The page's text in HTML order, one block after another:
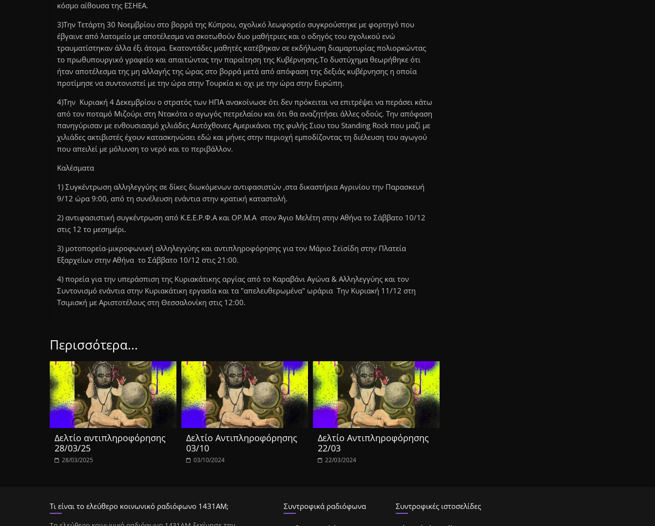
κόσμο αίθουσα της ΕΣΗΕΑ.
3)Την Τετάρτη 30 Νοεμβρίου στο βορρά της Κύπρου, σχολικό λεωφορείο συγκρούστηκε με φορτηγό που
έβγαινε από λατομείο με αποτέλεσμα να σκοτωθούν δυο μαθήτριες και ο οδηγός του σχολικού ενώ
τραυματίστηκαν άλλα έξι άτομα. Εκατοντάδες μαθητές κατέβηκαν σε εκδήλωση διαμαρτυρίας πολιορκώντας
το πρωθυπουργικό γραφείο και απαιτώντας την παραίτηση της Κυβέρνησης.Το δυστύχημα θεωρήθηκε ότι
ήταν αποτέλεσμα της μη αλλαγής της ώρας στο βορρά μετά από απόφαση της δεξιάς κυβέρνησης η οποία
προτίμησε να συντονιστεί με την ώρα στην Τουρκία κι οχι με την ώρα στην Ευρώπη.
4)Tην Κυριακή 4 Δεκεμβρίου ο στρατός των ΗΠΑ ανακοίνωσε ότι δεν πρόκειται να επιτρέψει να περάσει κάτω
από τον ποταμό Μιζούρι στη Ντακότα ο αγωγός πετρελαίου και ότι θα αναζητήσει άλλες οδούς. Την απόφαση
πανηγύρισαν με ενθουσιασμό χιλιάδες Αυτόχθονες Αμερικάνοι της φυλής Σιου του Standing Rock που μαζί με
χιλιάδες ακτιβιστές έχουν κατασκηνώσει εδώ και μήνες στην περιοχή εμποδίζοντας τη διέλευση του αγωγού
που απειλεί με μόλυνση το νερό και το περιβάλλον.
Καλέσματα
1) Συγκέντρωση αλληλεγγύης σε δίκες διωκόμενων αντιφασιστών ,στα δικαστήρια Αγρινίου την Παρασκευή
9/12 ώρα 9:00, από τη συνέλευση ενάντια στην κρατική καταστολή.
2) αντιφασιστική συγκέντρωση από Κ.Ε.Ε.Ρ.Φ.Α και ΟΡ.Μ.Α στον Άγιο Μελέτη στην Αθήνα το Σάββατο 10/12
στις 12 το μεσημέρι.
3) μοτοπορεία-μικροφωνική αλληλεγγύης και αντιπληροφόρησης για τον Μάριο Σεϊσίδη στην Πλατεία
Εξαρχείων στην Αθήνα το Σάββατο 10/12 στις 21:00.
4) πορεία για την υπεράσπιση της Κυριακάτικης αργίας από το Καραβάνι Αγώνα & Αλληλεγγύης και τoν
Συντονισμό ενάντια στην Κυριακάτικη εργασία και τα "απελευθερωμένα" ωράρια Την Κυριακή 11/12 στη
Τσιμισκή με Αριστοτέλους στη Θεσσαλονίκη στις 12:00.
Περισσότερα...
Δελτίο αντιπληροφόρησης
28/03/25
28/03/2025
Δελτίο Αντιπληροφόρησης
03/10
03/10/2024
Δελτίο Αντιπληροφόρησης
22/03
22/03/2024
Τι είναι το ελεύθερο κοινωνικό ραδιόφωνο 1431ΑΜ; Συντροφικά ραδιόφωνα Συντροφικές ιστοσελίδες